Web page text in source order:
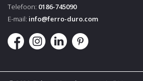
Telefoon: 0186-745090
E-mail: info@ferro-duro.com